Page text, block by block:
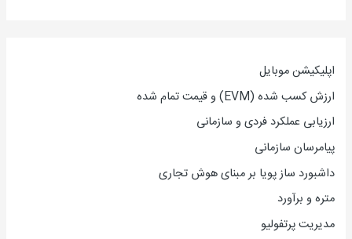
اپلیکیشن موبایل
ارزش کسب شده (EVM) و قیمت تمام شده
ارزیابی عملکرد فردی و سازمانی
پیامرسان سازمانی
داشبورد ساز پویا بر مبنای هوش تجاری
متره و برآورد
مدیریت پرتفولیو